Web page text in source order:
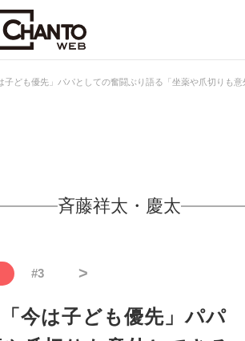
ども優先」パパとしての奮闘ぶり語る「坐薬や爪切りも意
斉藤祥太・慶太
#3 >
今は子ども優先」パパ